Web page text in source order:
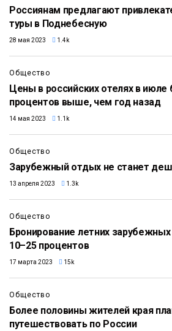
Россиянам предлагают
туры в Поднебесную
28 мая 2023 1.4k
Общество
Цены в российских отелях в июле
процентов выше, чем год назад
14 мая 2023 1.1k
Общество
Зарубежный отдых не станет
13 апреля 2023 1.3k
Общество
Бронирование летних
10–25 процентов
17 марта 2023 15k
Общество
Более половины жителей края
путешествовать по России